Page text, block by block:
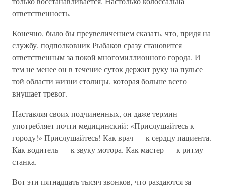
ответственность.
Конечно, было бы преувеличением сказать, что, придя на
службу, подполковник Рыбаков сразу становится
ответственным за покой многомиллионного города. И
тем не менее он в течение суток держит руку на пульсе
той области жизни столицы, которая больше всего
внушает тревог.
Наставляя своих подчиненных, он даже термин
употребляет почти медицинский: «Прислушайтесь к
городу!» Прислушайтесь! Как врач — к сердцу пациента.
Как водитель — к звуку мотора. Как мастер — к ритму
станка.
Вот эти пятнадцать тысяч звонков, что раздаются за